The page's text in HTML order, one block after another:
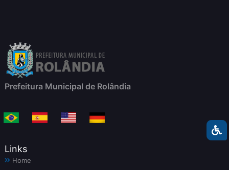
Prefeitura Municipal de Rolândia
Links
Home